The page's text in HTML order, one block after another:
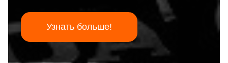
Узнать больше!